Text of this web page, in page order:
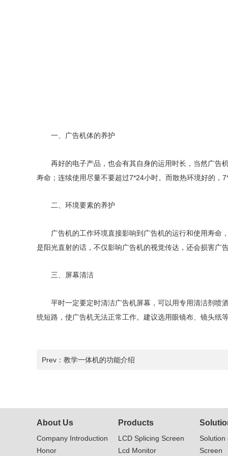
一、广告机体的养护
再好的电子产品，也会有其自身的运用时长，当然广告
寿命；连续使用尽量不要超过7*24小时。而散热环境好的
二、环境要素的养护
广告机的工作环境直接影响到广告机的运行和使用寿
是阳光直射的话，不仅影响广告机的视觉传达，还会损害广
三、屏幕清洁
平时一定要定时清洁广告机屏幕，可以用专用清洁剂喷
统短路，使广告机无法正常工作。建议选用眼镜布、镜头纸
Prev： 教学一体机的功能介绍
About Us
Company Introduction
Honor
Products
LCD Splicing Screen
Lcd Monitor
Solution
Screen